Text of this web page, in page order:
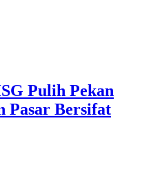
Pulih Pekan
Pasar Bersifat